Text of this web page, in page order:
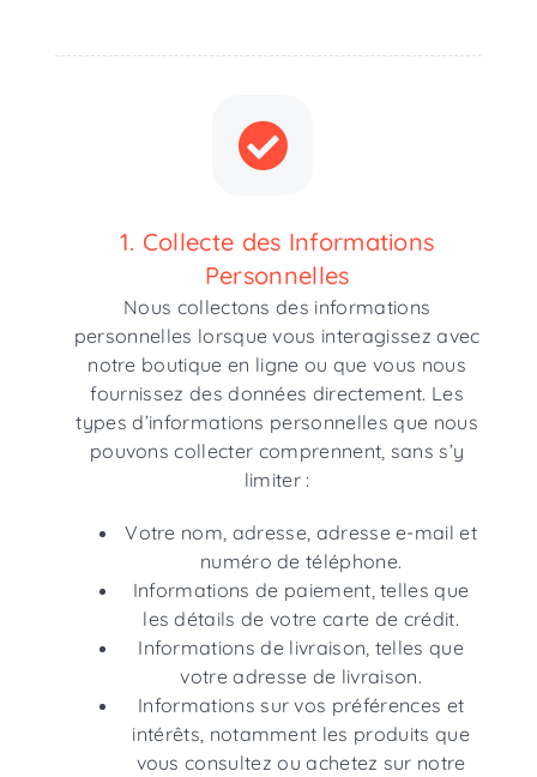
1. Collecte des Informations
Personnelles
Nous collectons des informations
personnelles lorsque vous interagissez avec
notre boutique en ligne ou que vous nous
fournissez des données directement. Les
types d’informations personnelles que nous
pouvons collecter comprennent, sans s’y
limiter :
Votre nom, adresse, adresse e-mail et
numéro de téléphone.
Informations de paiement, telles que
les détails de votre carte de crédit.
Informations de livraison, telles que
votre adresse de livraison.
Informations sur vos préférences et
intérêts, notamment les produits que
vous consultez ou achetez sur notre